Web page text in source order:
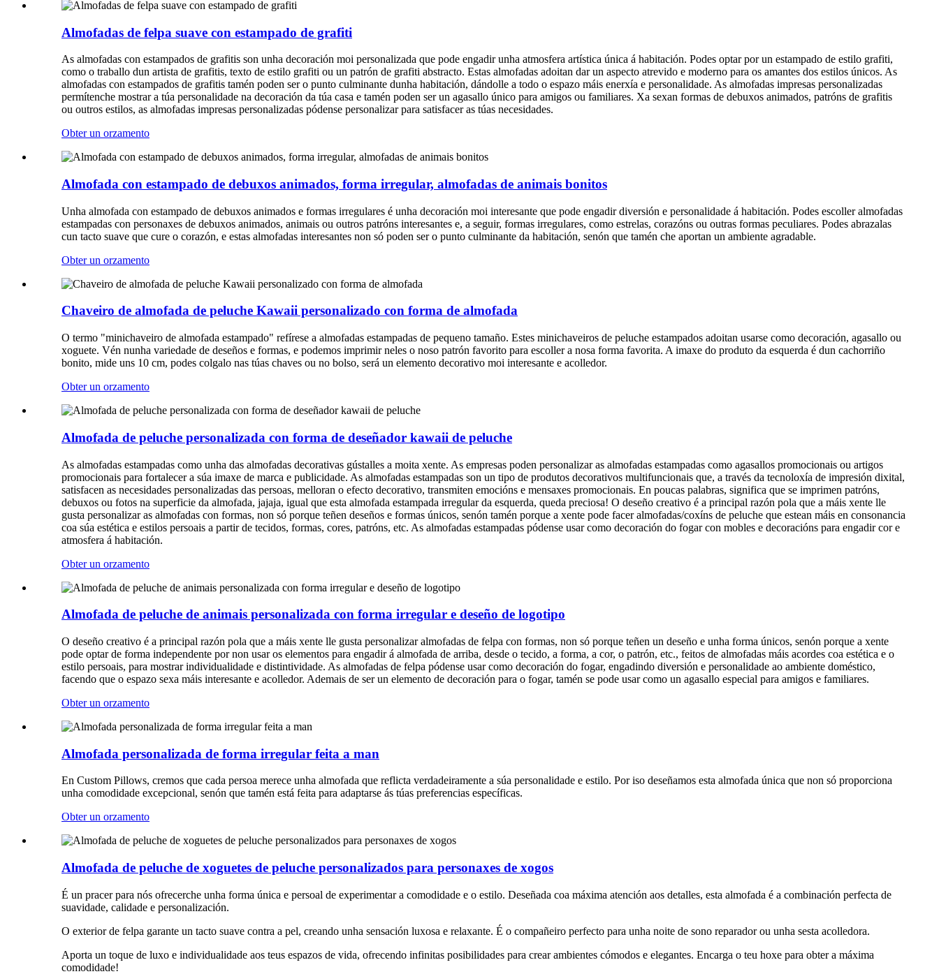
Almofadas de felpa suave con estampado de grafiti
As almofadas con estampados de grafitis son unha decoración moi personalizada que pode engadir unha atmosfera artística única á habitación. Podes optar por un estampado de estilo grafiti,
como o traballo dun artista de grafitis, texto de estilo grafiti ou un patrón de grafiti abstracto. Estas almofadas adoitan dar un aspecto atrevido e moderno para os amantes dos estilos únicos. As
almofadas con estampados de grafitis tamén poden ser o punto culminante dunha habitación, dándolle a todo o espazo máis enerxía e personalidade. As almofadas impresas personalizadas
permítenche mostrar a túa personalidade na decoración da túa casa e tamén poden ser un agasallo único para amigos ou familiares. Xa sexan formas de debuxos animados, patróns de grafitis
ou outros estilos, as almofadas impresas personalizadas pódense personalizar para satisfacer as túas necesidades.
Obter un orzamento
Almofada con estampado de debuxos animados, forma irregular, almofadas de animais bonitos
Unha almofada con estampado de debuxos animados e formas irregulares é unha decoración moi interesante que pode engadir diversión e personalidade á habitación. Podes escoller almofadas
estampadas con personaxes de debuxos animados, animais ou outros patróns interesantes e, a seguir, formas irregulares, como estrelas, corazóns ou outras formas peculiares. Podes abrazalas
cun tacto suave que cure o corazón, e estas almofadas interesantes non só poden ser o punto culminante da habitación, senón que tamén che aportan un ambiente agradable.
Obter un orzamento
Chaveiro de almofada de peluche Kawaii personalizado con forma de almofada
O termo "minichaveiro de almofada estampado" refírese a almofadas estampadas de pequeno tamaño. Estes minichaveiros de peluche estampados adoitan usarse como decoración, agasallo ou
xoguete. Vén nunha variedade de deseños e formas, e podemos imprimir neles o noso patrón favorito para escoller a nosa forma favorita. A imaxe do produto da esquerda é dun cachorriño
bonito, mide uns 10 cm, podes colgalo nas túas chaves ou no bolso, será un elemento decorativo moi interesante e acolledor.
Obter un orzamento
Almofada de peluche personalizada con forma de deseñador kawaii de peluche
As almofadas estampadas como unha das almofadas decorativas gústalles a moita xente. As empresas poden personalizar as almofadas estampadas como agasallos promocionais ou artigos
promocionais para fortalecer a súa imaxe de marca e publicidade. As almofadas estampadas son un tipo de produtos decorativos multifuncionais que, a través da tecnoloxía de impresión dixital,
satisfacen as necesidades personalizadas das persoas, melloran o efecto decorativo, transmiten emocións e mensaxes promocionais. En poucas palabras, significa que se imprimen patróns,
debuxos ou fotos na superficie da almofada, jajaja, igual que esta almofada estampada irregular da esquerda, queda preciosa! O deseño creativo é a principal razón pola que a máis xente lle
gusta personalizar as almofadas con formas, non só porque teñen deseños e formas únicos, senón tamén porque a xente pode facer almofadas/coxíns de peluche que estean máis en consonancia
coa súa estética e estilos persoais a partir de tecidos, formas, cores, patróns, etc. As almofadas estampadas pódense usar como decoración do fogar con mobles e decoracións para engadir cor e
atmosfera á habitación.
Obter un orzamento
Almofada de peluche de animais personalizada con forma irregular e deseño de logotipo
O deseño creativo é a principal razón pola que a máis xente lle gusta personalizar almofadas de felpa con formas, non só porque teñen un deseño e unha forma únicos, senón porque a xente
pode optar de forma independente por non usar os elementos para engadir á almofada de arriba, desde o tecido, a forma, a cor, o patrón, etc., feitos de almofadas máis acordes coa estética e o
estilo persoais, para mostrar individualidade e distintividade. As almofadas de felpa pódense usar como decoración do fogar, engadindo diversión e personalidade ao ambiente doméstico,
facendo que o espazo sexa máis interesante e acolledor. Ademais de ser un elemento de decoración para o fogar, tamén se pode usar como un agasallo especial para amigos e familiares.
Obter un orzamento
Almofada personalizada de forma irregular feita a man
En Custom Pillows, cremos que cada persoa merece unha almofada que reflicta verdadeiramente a súa personalidade e estilo. Por iso deseñamos esta almofada única que non só proporciona
unha comodidade excepcional, senón que tamén está feita para adaptarse ás túas preferencias específicas.
Obter un orzamento
Almofada de peluche de xoguetes de peluche personalizados para personaxes de xogos
É un pracer para nós ofrecerche unha forma única e persoal de experimentar a comodidade e o estilo. Deseñada coa máxima atención aos detalles, esta almofada é a combinación perfecta de
suavidade, calidade e personalización.
O exterior de felpa garante un tacto suave contra a pel, creando unha sensación luxosa e relaxante. É o compañeiro perfecto para unha noite de sono reparador ou unha sesta acolledora.
Aporta un toque de luxo e individualidade aos teus espazos de vida, ofrecendo infinitas posibilidades para crear ambientes cómodos e elegantes. Encarga o teu hoxe para obter a máxima
comodidade!